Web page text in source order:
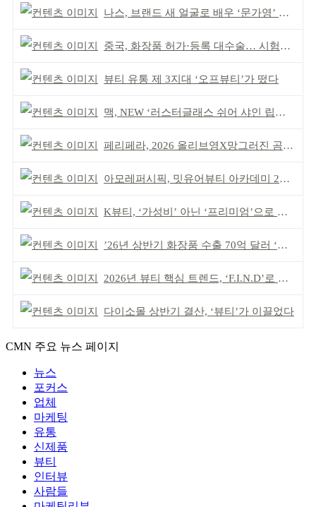
나스, 브랜드 새 얼굴로 배우 ‘문가영’ 발탁
중국, 화장품 허가·등록 대수술… 시험자료 공용 허용
뷰티 유통 제 3지대 ‘오프뷰티’가 떴다
맥, NEW ‘러스터글래스 쉬어 샤인 립스틱’ 출시
페리페라, 2026 올리브영X망그러진 곰 콜라보
아모레퍼시픽, 밋유어뷰티 아카데미 2기 발대식
K뷰티, ‘가성비’ 아닌 ‘프리미엄’으로 승부걸어야
’26년 상반기 화장품 수출 70억 달러 ‘역대 최고’
2026년 뷰티 핵심 트렌드, ‘F.I.N.D’로 읽는다
다이소몰 상반기 결산, ‘뷰티’가 이끌었다
CMN 주요 뉴스 페이지
뉴스
포커스
업체
마케팅
유통
신제품
뷰티
인터뷰
사람들